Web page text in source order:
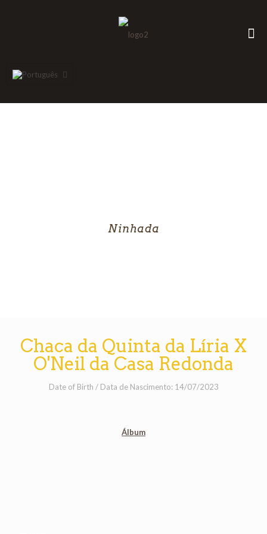
Ninhada
Chaca da Quinta da Líria X
O'Neil da Casa Redonda
Date of Birth / Data de Nascimento: 14/07/2023
Álbum